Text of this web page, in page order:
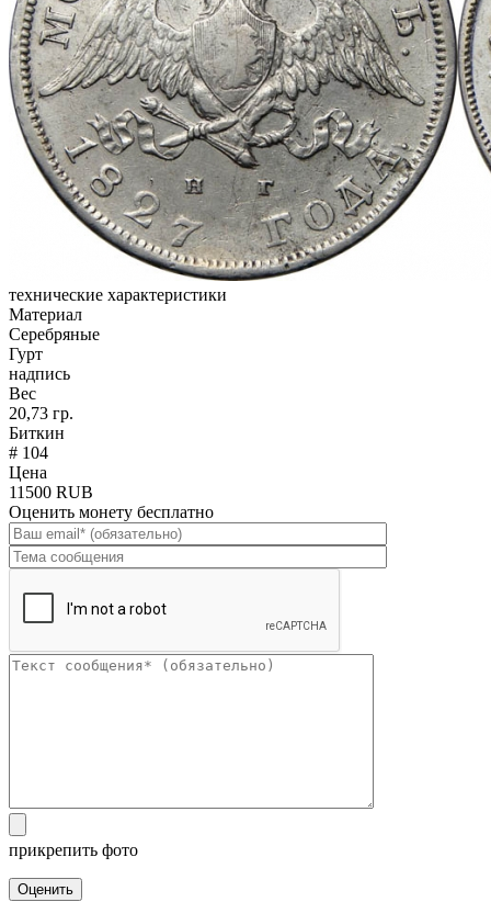
технические характеристики
Материал
Серебряные
Гурт
надпись
Вес
20,73 гр.
Биткин
# 104
Цена
11500 RUB
Оценить монету бесплатно
прикрепить фото
Оценить